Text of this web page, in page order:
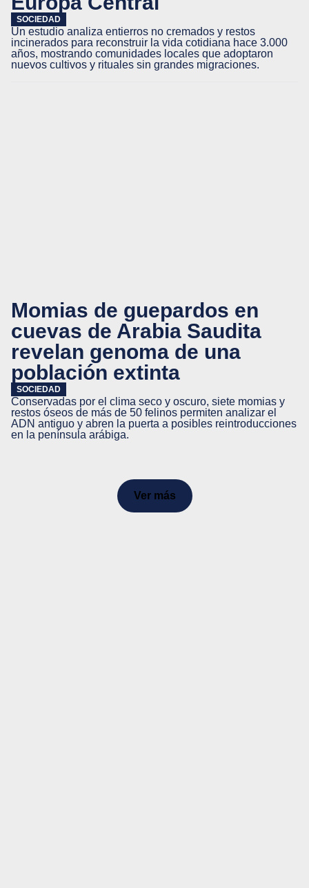
SOCIEDAD
Un estudio analiza entierros no cremados y restos
incinerados para reconstruir la vida cotidiana hace 3.000
años, mostrando comunidades locales que adoptaron
nuevos cultivos y rituales sin grandes migraciones.
Momias de guepardos en
cuevas de Arabia Saudita
revelan genoma de una
población extinta
SOCIEDAD
Conservadas por el clima seco y oscuro, siete momias y
restos óseos de más de 50 felinos permiten analizar el
ADN antiguo y abren la puerta a posibles reintroducciones
en la península arábiga.
Ver más